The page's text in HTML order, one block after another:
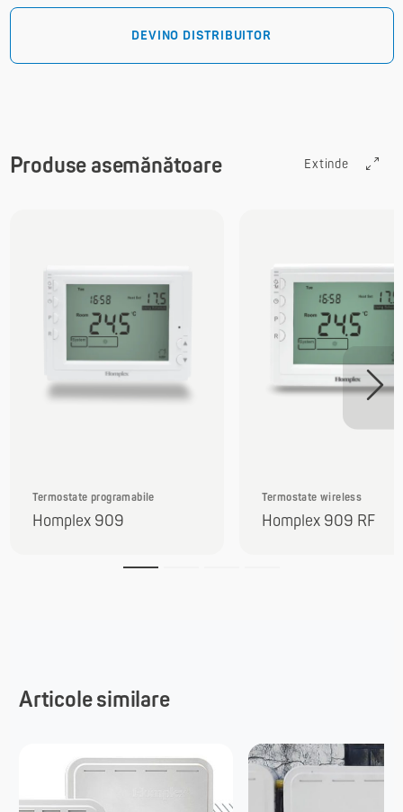
DEVINO DISTRIBUITOR
Produse asemănătoare Extinde
Termostate programabile
Homplex 909
Termostate wireless
Homplex 909 RF
Articole similare